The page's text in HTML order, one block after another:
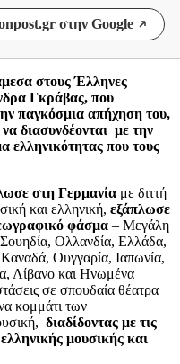
στην Google
στους Έλληνες
Γκράβας, που
παγκόσμια απήχηση του,
να διασυνδέονται με την
ελληνικότητας που τους
στη Γερμανία με διττή
και ελληνική, εξάπλωσε
φάσμα – Mεγάλη
Ολλανδία, Ελλάδα,
Ουγγαρία, Ιαπωνία,
Λίβανο και Ηνωμένα
σε σπουδαία θέατρα
κομμάτι των
διαδίδοντας με τις
μουσικής και